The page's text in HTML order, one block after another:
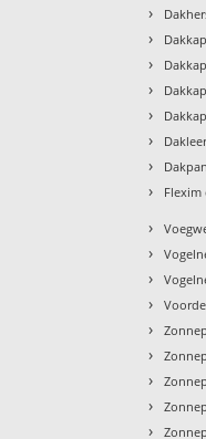
›
›
›
›
›
›
›
› Flexim
›
›
›
›
›
›
›
›
›